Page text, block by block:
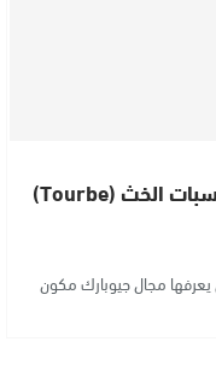
تقرير علمي يأكد أن ظاهرة احتراق ترسبات الخث (Tourbe)
يعرفها مجال جيوبارك مكون